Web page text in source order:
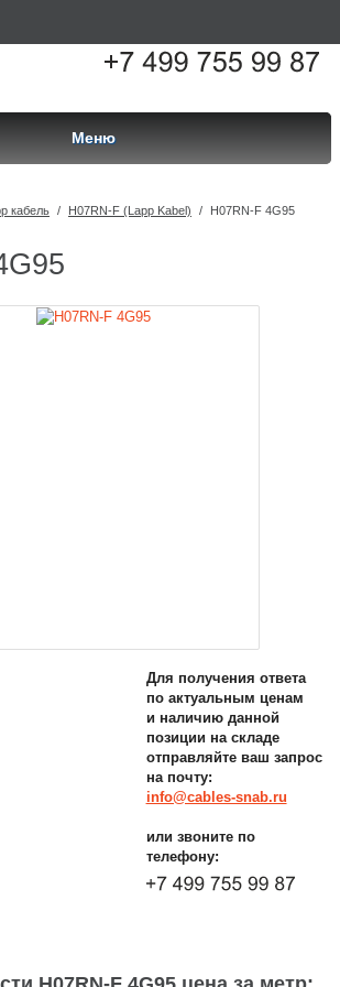
Меню
кабель / H07RN-F (Lapp Kabel) / H07RN-F 4G95
Для получения ответа
по актуальным ценам
и наличию данной
позиции на складе
отправляйте ваш запрос
на почту:
info@cables-snab.ru
или звоните по
телефону: